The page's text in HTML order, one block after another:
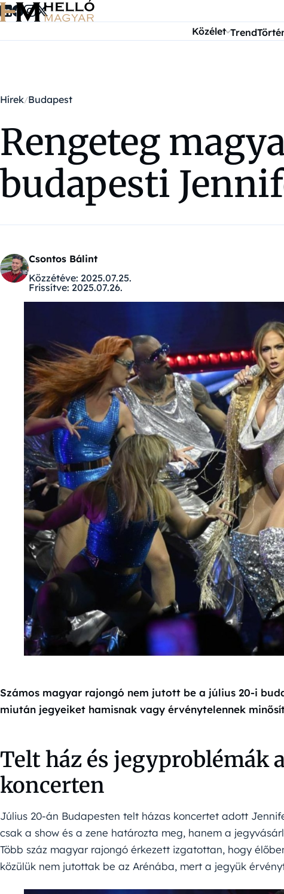
Ugrás a tartalomra
Közélet Trend
Hírek Budapest
Rengeteg
budapesti
Csontos Bálint
Közzétéve: 2025.07.25.
Frissítve: 2025.07.26.
Számos magyar rajongó nem jutott be a július 20-i
miután jegyeiket hamisnak vagy érvénytelennek
Telt ház és jegyproblémák
koncerten
Július 20-án Budapesten telt házas koncertet adott
csak a show és a zene határozta meg, hanem a
Több száz magyar rajongó érkezett izgatottan, hogy
közülük nem jutottak be az Arénába, mert a jegyük